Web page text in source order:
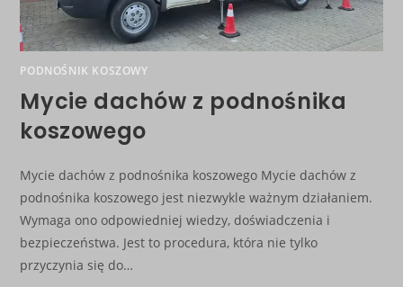
PODNOŚNIK KOSZOWY
Mycie dachów z podnośnika
koszowego
Mycie dachów z podnośnika koszowego Mycie dachów z
podnośnika koszowego jest niezwykle ważnym działaniem.
Wymaga ono odpowiedniej wiedzy, doświadczenia i
bezpieczeństwa. Jest to procedura, która nie tylko
przyczynia się do…